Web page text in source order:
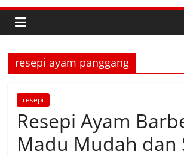
resepi ayam panggang
resepi
Resepi Ayam
Madu Mudah dan